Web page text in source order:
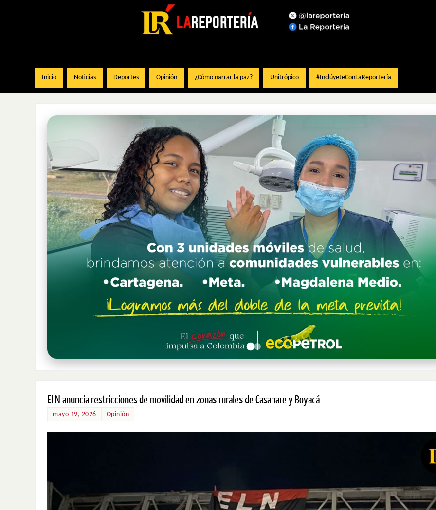
Inicio Noticias Deportes Opinión ¿Cómo narrar la paz? Unitrópico #InclúyeteConLaReportería
ELN anuncia restricciones de movilidad en zonas rurales de Casanare y Boyacá
mayo 19, 2026 Opinión